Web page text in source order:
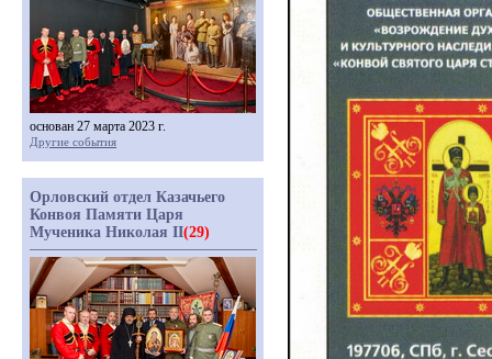
основан 27 марта 2023 г.
Другие события
Орловский отдел Казачьего
Конвоя Памяти Царя
Мученика Николая II(29)